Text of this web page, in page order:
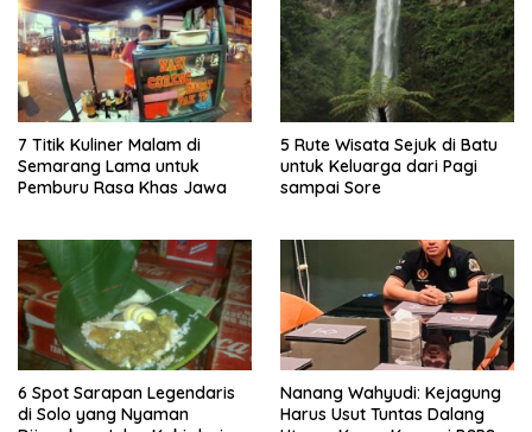
7 Titik Kuliner Malam di
Semarang Lama untuk
Pemburu Rasa Khas Jawa
5 Rute Wisata Sejuk di Batu
untuk Keluarga dari Pagi
sampai Sore
6 Spot Sarapan Legendaris
di Solo yang Nyaman
Nanang Wahyudi: Kejagung
Harus Usut Tuntas Dalang